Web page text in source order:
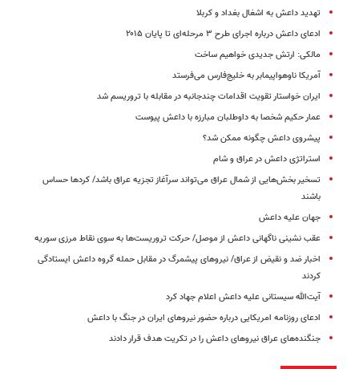
تهدید داعش به اشغال بغداد و کربلا
ادعای داعش درباره اجرای طرح ۳ مرحله‌ای تا پایان ۲۰۱۵
مالکی: ارتش جدیدی خواهیم ساخت
آمریکا ناوهواپیمابر به خلیج‌فارس می‌فرستد
ایران خواستار تقویت اقدامات چندجانبه در مقابله با تروریسم شد
عمار حکیم شخصا به داوطلبان مبارزه با داعش پیوست
پیشروی داعش چگونه ممکن شد؟
استراتژی داعش در عراق و شام
تسخیر بخش‌هایی از شمال عراق می‌تواند سرآغاز تجزیه عراق باشد/ کردها حساس
باشند
جهان علیه داعش
عقب نشینی ناگهانی داعش از موصل/ حرکت تروریست‌ها به سوی نقاط مرزی سوریه
اخبار ضد و نقیض از عراق/ نیروهای پیشمرگ در مقابل حمله گروه داعش ایستادگی
کردند
آیت‌الله سیستانی علیه داعش اعلام جهاد کرد
ادعای روزنامه امریکایی درباره حضور نیروهای ایران در جنگ با داعش
جنگنده‌های عراق نیروهای داعش را در تکریت هدف قرار دادند